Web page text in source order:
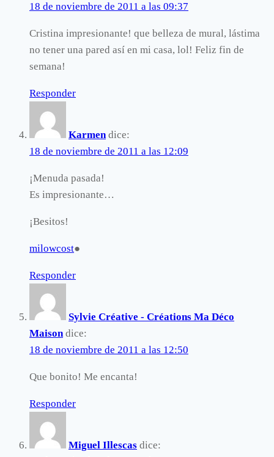
18 de noviembre de 2011 a las 09:37
Cristina impresionante! que belleza de mural, lástima
no tener una pared así en mi casa, lol! Feliz fin de
semana!
Responder
Karmen dice:
18 de noviembre de 2011 a las 12:09
¡Menuda pasada!
Es impresionante…
¡Besitos!
milowcost●
Responder
Sylvie Créative - Créations Ma Déco
Maison dice:
18 de noviembre de 2011 a las 12:50
Que bonito! Me encanta!
Responder
Miguel Illescas dice: